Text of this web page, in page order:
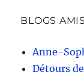
BLOGS AMIS
Anne-
Détours